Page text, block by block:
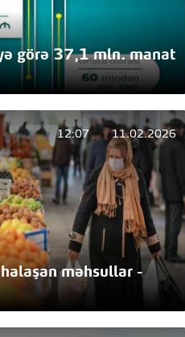
görə 37,1 mln. manat
məhsullar -
12:07 11.02.2026